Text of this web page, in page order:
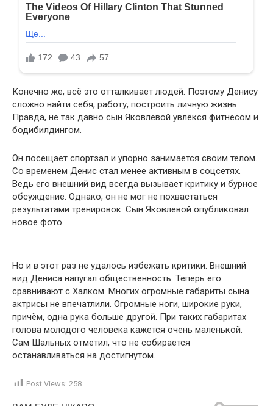
Конечно же, всё это отталкивает людей. Поэтому Денису
сложно найти себя, работу, построить личную жизнь.
Правда, не так давно сын Яковлевой увлёкся фитнесом и
бодибилдингом.
Он посещает спортзал и упорно занимается своим телом.
Со временем Денис стал менее активным в соцсетях.
Ведь его внешний вид всегда вызывает критику и бурное
обсуждение. Однако, он не мог не похвастаться
результатами тренировок. Сын Яковлевой опубликовал
новое фото.
Но и в этот раз не удалось избежать критики. Внешний
вид Дениса напугал общественность. Теперь его
сравнивают с Халком. Многих огромные габариты сына
актрисы не впечатлили. Огромные ноги, широкие руки,
причём, одна рука больше другой. При таких габаритах
голова молодого человека кажется очень маленькой.
Сам Шальных отметил, что не собирается
останавливаться на достигнутом.
Post Views: 258